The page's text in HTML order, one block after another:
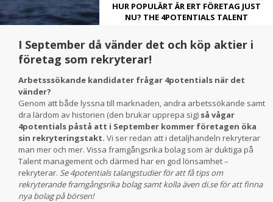
HUR POPULÄRT ÄR ERT FÖRETAG JUST
NU? THE 4POTENTIALS TALENT
I September då vänder det och köp aktier i
företag som rekryterar!
Arbetsssökande kandidater frågar 4potentials när det
vänder?
Genom att både lyssna till marknaden, andra arbetssökande samt
dra lärdom av historien (den brukar upprepa sig) så vågar
4potentials påstå att i September kommer företagen öka
sin rekryteringstakt. Vi ser redan att i detaljhandeln rekryterar
man mer och mer. Vissa framgångsrika bolag som är duktiga på
Talent management och därmed har en god lönsamhet –
rekryterar. Se 4potentials talangstudier för att få tips om
rekryterande framgångsrika bolag samt kolla även di.se för att finna
nya bolag på börsen!